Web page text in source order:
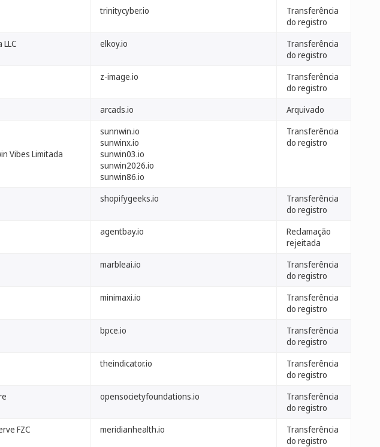
trinitycyber.io
Transferência
do registro
elkoy.io
Transferência
do registro
z-image.io
Transferência
do registro
arcads.io
Arquivado
Vibes Limitada
sunnwin.io
sunwinx.io
sunwin03.io
sunwin2026.io
sunwin86.io
Transferência
do registro
shopifygeeks.io
Transferência
do registro
agentbay.io
Reclamação
rejeitada
marbleai.io
Transferência
do registro
minimaxi.io
Transferência
do registro
bpce.io
Transferência
do registro
theindicator.io
Transferência
do registro
opensocietyfoundations.io
Transferência
do registro
FZC meridianhealth.io
Transferência
do registro